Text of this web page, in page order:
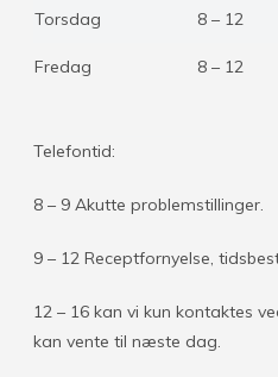
Torsdag 8 – 12
Fredag 8 – 12
Telefontid:
8 – 9 Akutte problemstillinger.
9 – 12 Receptfornyelse,
12 – 16 kan vi kun kontaktes
kan vente til næste dag.